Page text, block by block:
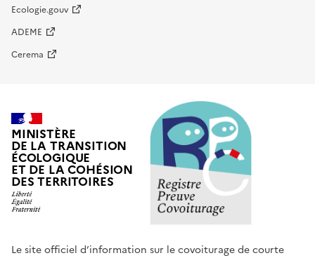
Ecologie.gouv
ADEME
Cerema
MINISTÈRE
DE LA TRANSITION
ÉCOLOGIQUE
ET DE LA COHÉSION
DES TERRITOIRES
Le site officiel d’information sur le covoiturage de courte